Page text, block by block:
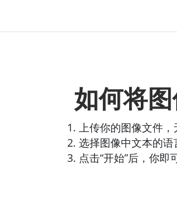
如何将
上传你的图像文件，
选择图像中文本的语
点击“开始”后，你即